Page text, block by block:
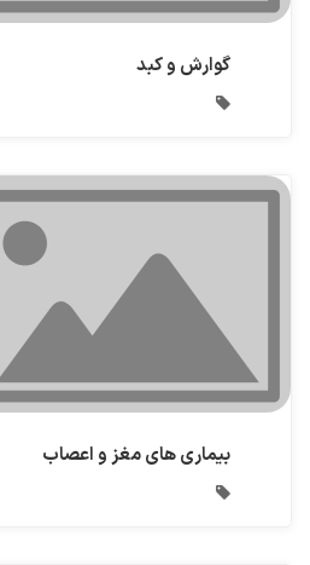
گوارش و کبد
بیماری های مغز و اعصاب